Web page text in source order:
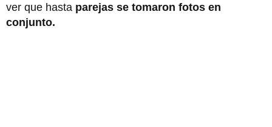
ver que hasta parejas se tomaron fotos en
conjunto.